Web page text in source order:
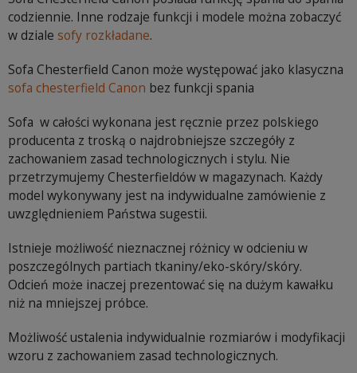
codziennie. Inne rodzaje funkcji i modele można zobaczyć
w dziale sofy rozkładane.
Sofa Chesterfield Canon może występować jako klasyczna
sofa chesterfield Canon bez funkcji spania
Sofa w całości wykonana jest ręcznie przez polskiego
producenta z troską o najdrobniejsze szczegóły z
zachowaniem zasad technologicznych i stylu. Nie
przetrzymujemy Chesterfieldów w magazynach. Każdy
model wykonywany jest na indywidualne zamówienie z
uwzględnieniem Państwa sugestii.
Istnieje możliwość nieznacznej różnicy w odcieniu w
poszczególnych partiach tkaniny/eko-skóry/skóry.
Odcień może inaczej prezentować się na dużym kawałku
niż na mniejszej próbce.
Możliwość ustalenia indywidualnie rozmiarów i modyfikacji
wzoru z zachowaniem zasad technologicznych.